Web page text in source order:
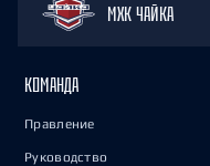
МХК ЧАЙКА
КОМАНДА
Правление
Руководство